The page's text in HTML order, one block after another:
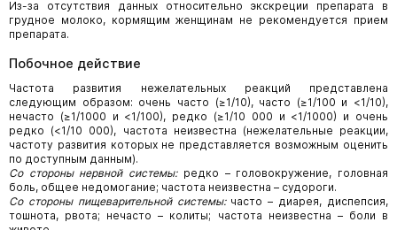
Из-за отсутствия данных относительно экскреции препарата в
грудное молоко, кормящим женщинам не рекомендуется прием
препарата.
Побочное действие
Частота развития нежелательных реакций представлена
следующим образом: очень часто (≥1/10), часто (≥1/100 и <1/10),
нечасто (≥1/1000 и <1/100), редко (≥1/10 000 и <1/1000) и очень
редко (<1/10 000), частота неизвестна (нежелательные реакции,
частоту развития которых не представляется возможным оценить
по доступным данным).
Со стороны нервной системы:редко – головокружение, головная
боль, общее недомогание; частота неизвестна – судороги.
Со стороны пищеварительной системы:часто – диарея, диспепсия,
тошнота, рвота; нечасто – колиты; частота неизвестна – боли в